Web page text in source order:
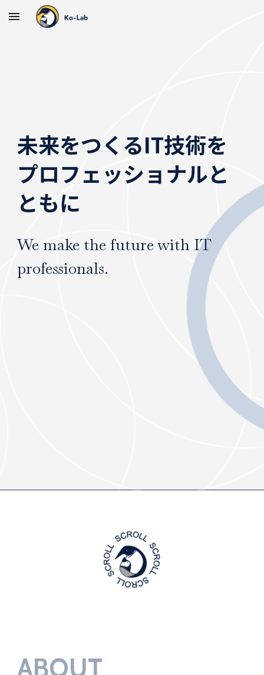
Skip to main content
未来をつくるIT技術を
プロフェッショナルと
ともに
We make the future with IT
professionals.
ABOUT